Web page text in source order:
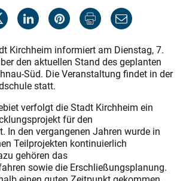
Kirchheim informiert am Dienstag, 7.
den aktuellen Stand des geplanten
Süd. Die Veranstaltung findet in der
statt.
verfolgt die Stadt Kirchheim ein
für den
In den vergangenen Jahren wurde in
Teilprojekten kontinuierlich
gehören das
sowie die Erschließungsplanung.